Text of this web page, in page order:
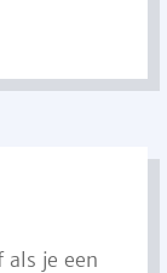
je een